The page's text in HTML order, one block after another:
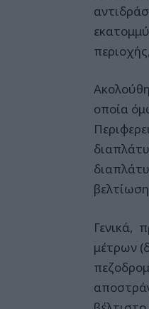
οποία
Γενικά,
μέτρων